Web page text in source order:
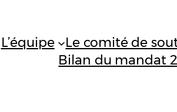
L’équipe Le comité de
Bilan du mandat